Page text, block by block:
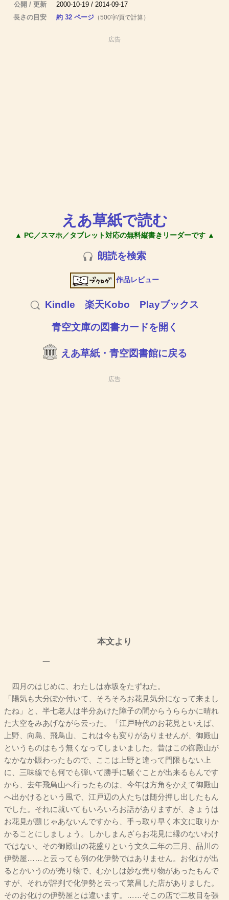
公開 / 更新
2000-10-19 / 2014-09-17
長さの目安
約 32 ページ （500字/頁で計算）
広告
えあ草紙で読む
▲ PC／スマホ／タブレット対応の無料縦書きリーダーです ▲
朗読を検索
作品レビュー
Kindle 楽天Kobo Playブックス
青空文庫の図書カードを開く
えあ草紙・青空図書館に戻る
広告
本文より
一
四月のはじめに、わたしは赤坂をたずねた。
「陽気も大分ぽか付いて、そろそろお花見気分になって来まし
たね」と、半七老人は半分あけた障子の間からうららかに晴れ
た大空をみあげながら云った。「江戸時代のお花見といえば、
上野、向島、飛鳥山、これは今も変りがありませんが、御殿山
というものはもう無くなってしまいました。昔はこの御殿山が
なかなか賑わったもので、ここは上野と違って門限もない上
に、三味線でも何でも弾いて勝手に騒ぐことが出来るもんです
から、去年飛鳥山へ行ったものは、今年は方角をかえて御殿山
へ出かけるという風で、江戸辺の人たちは随分押し出したもん
でした。それに就いてもいろいろお話がありますが、きょうは
お花見が題じゃあないんですから、手っ取り早く本文に取りか
かることにしましょう。しかしまんざらお花見に縁のないわけ
ではない。その御殿山の花盛りという文久二年の三月、品川の
伊勢屋……と云っても例の化伊勢ではありません。お化けが出
るとかいうのが売り物で、むかしは妙な売り物があったもんで
すが、それが評判で化伊勢と云って繁昌した店がありました。
そのお化けの伊勢屋とは違います。……そこの店で二枚目を張